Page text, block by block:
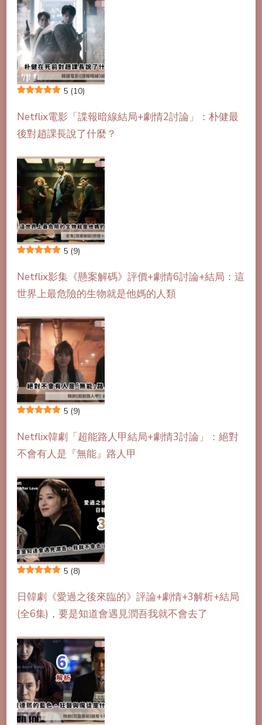
5 (10)
Netflix電影「諜報暗線結局+劇情2討論」：朴健最
後對趙課長說了什麼？
5 (9)
Netflix影集《懸案解碼》評價+劇情6討論+結局：這
世界上最危險的生物就是他媽的人類
5 (9)
Netflix韓劇「超能路人甲結局+劇情3討論」：絕對
不會有人是『無能』路人甲
5 (8)
日韓劇《愛過之後來臨的》評論+劇情+3解析+結局
(全6集)，要是知道會遇見潤吾我就不會去了